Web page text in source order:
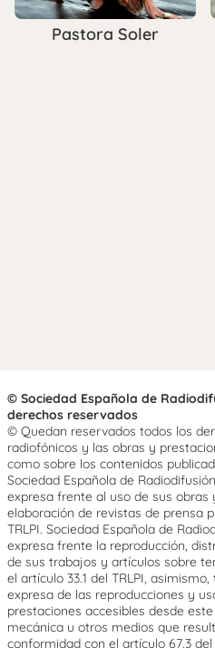
Pastora Soler
© Sociedad Española de
derechos reservados
© Quedan reservados todos los
radiofónicos y las obras y
como sobre los contenidos
Sociedad Española de
expresa frente al uso de sus obras
elaboración de revistas de prensa
TRLPI. Sociedad Española de
expresa frente la reproducción,
de sus trabajos y artículos sobre
el artículo 33.1 del TRLPI,
expresa de las reproducciones y
prestaciones accesibles desde
mecánica u otros medios que
conformidad con el artículo 67.3